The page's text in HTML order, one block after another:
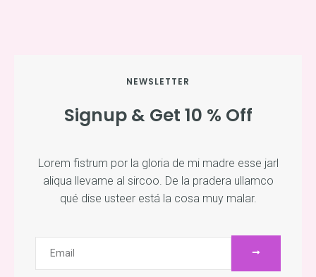
NEWSLETTER
Signup & Get 10 % Off
Lorem fistrum por la gloria de mi madre esse jarl
aliqua llevame al sircoo. De la pradera ullamco
qué dise usteer está la cosa muy malar.
Email